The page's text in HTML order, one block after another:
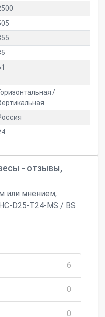
/
- отзывы,
или мнением,
D25-T24-MS / BS
6
0
0